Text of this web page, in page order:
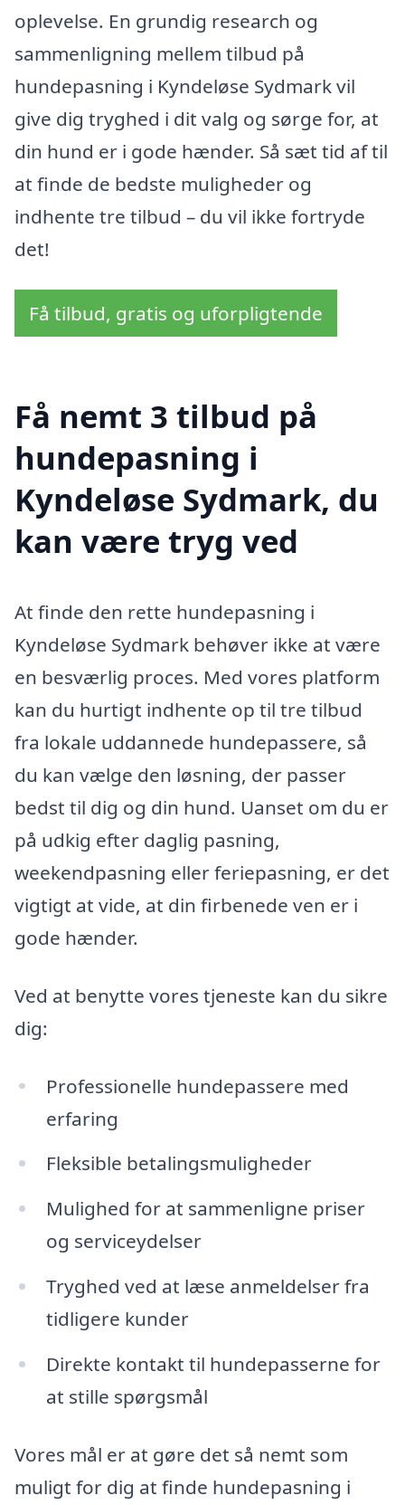
oplevelse. En grundig research og
sammenligning mellem tilbud på
hundepasning i Kyndeløse Sydmark vil
give dig tryghed i dit valg og sørge for, at
din hund er i gode hænder. Så sæt tid af til
at finde de bedste muligheder og
indhente tre tilbud – du vil ikke fortryde
det!
Få tilbud, gratis og uforpligtende
Få nemt 3 tilbud på
hundepasning i
Kyndeløse Sydmark, du
kan være tryg ved
At finde den rette hundepasning i
Kyndeløse Sydmark behøver ikke at være
en besværlig proces. Med vores platform
kan du hurtigt indhente op til tre tilbud
fra lokale uddannede hundepassere, så
du kan vælge den løsning, der passer
bedst til dig og din hund. Uanset om du er
på udkig efter daglig pasning,
weekendpasning eller feriepasning, er det
vigtigt at vide, at din firbenede ven er i
gode hænder.
Ved at benytte vores tjeneste kan du sikre
dig:
Professionelle hundepassere med
erfaring
Fleksible betalingsmuligheder
Mulighed for at sammenligne priser
og serviceydelser
Tryghed ved at læse anmeldelser fra
tidligere kunder
Direkte kontakt til hundepasserne for
at stille spørgsmål
Vores mål er at gøre det så nemt som
muligt for dig at finde hundepasning i